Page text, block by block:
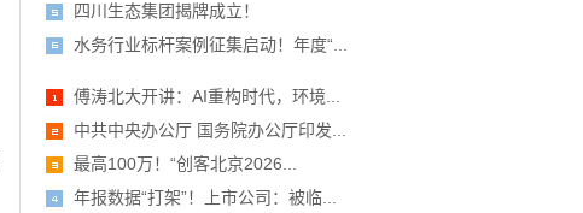
四川生态集团揭牌成立！
水务行业标杆案例征集启动！年度“...
傅涛北大开讲：AI重构时代，环境...
中共中央办公厅 国务院办公厅印发...
最高100万！“创客北京2026...
年报数据“打架”！上市公司：被临...